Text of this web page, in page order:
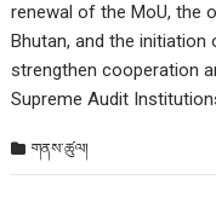
renewal of the MoU, the
Bhutan, and the
strengthen cooperation
Supreme Audit
གནས་ཚུལ།